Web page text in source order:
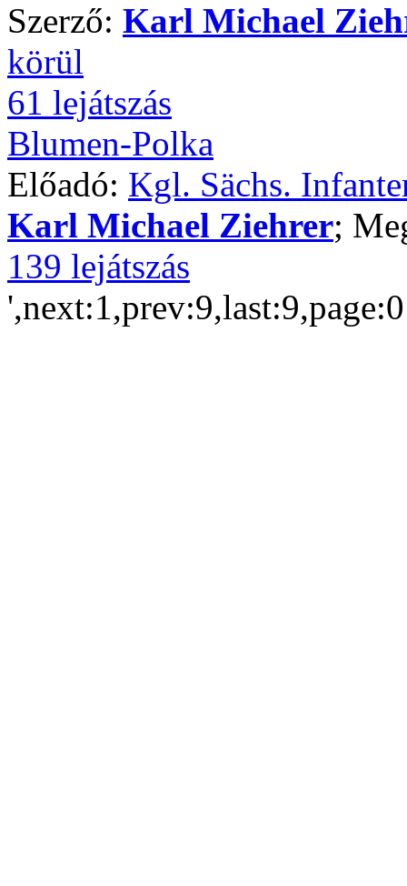
Szerző: Karl Michael
körül
61 lejátszás
Blumen-Polka
Előadó: Kgl. Sächs.
Karl Michael Ziehrer;
139 lejátszás